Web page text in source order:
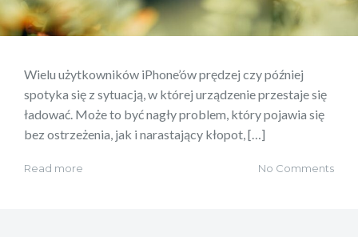
Wielu użytkowników iPhone’ów prędzej czy później
spotyka się z sytuacją, w której urządzenie przestaje się
ładować. Może to być nagły problem, który pojawia się
bez ostrzeżenia, jak i narastający kłopot, […]
Read more No Comments